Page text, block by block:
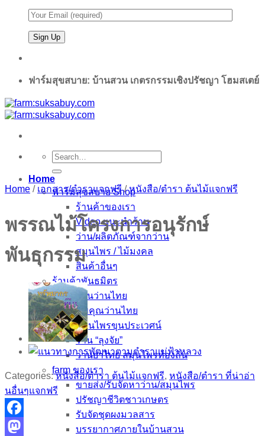
ฟาร์มสุขสบาย: บ้านสวน เกตรกรรมเชิงปรัชญา โฮมสเตย์
Search
for:
Home
ฟาร์มสุขสบาย Shop
ร้านค้าของเรา
Video แนะนำร้าน
ว่าน/ผลิตภัณฑ์จากว่าน
สมุนไพร / ไม้มงคล
สินค้าอื่นๆ
ร้านค้าพันธมิตร
บ้านว่านไทย
นพคุณว่านไทย
สมุนไพรขุนประเวศน์
ร้าน “ลุงจัย”
ว่านยาไทย สมุนไพรท้องถิ่น
farm ของเรา
ขายส่ง/รับจัดหาว่าน/สมุนไพร
ปรัชญาชีวิตชาวเกษตร
รับจัดชุดผงมวลสาร
บรรยากาศภายในบ้านสวน
Home / เอกสาร/ตำราแจกฟรี / หนังสือ/ตำรา ต้นไม้แจกฟรี
พรรณไม้โครงการอนุรักษ์
พันธุกรรม
Categories:หนังสือ/ตำรา ต้นไม้แจกฟรี, หนังสือ/ตำรา ที่น่าอ่า
นอื่นๆแจกฟรี
Facebook